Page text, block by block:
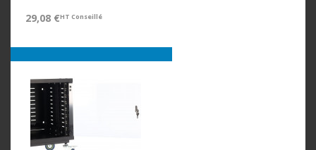
29,08 €HT Conseillé